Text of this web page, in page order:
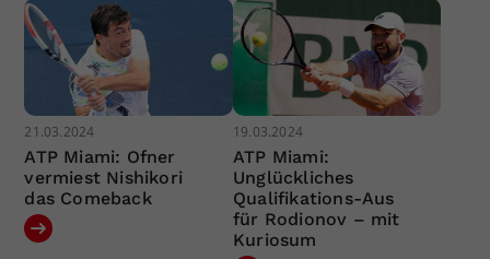
21.03.2024
ATP Miami: Ofner
vermiest Nishikori
das Comeback
19.03.2024
ATP Miami:
Unglückliches
Qualifikations-Aus
für Rodionov – mit
Kuriosum